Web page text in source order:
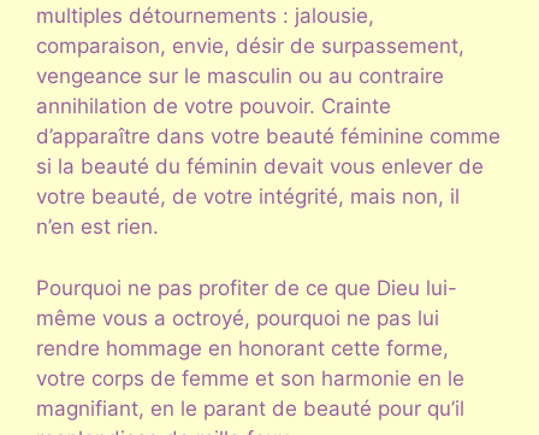
multiples détournements : jalousie,
comparaison, envie, désir de surpassement,
vengeance sur le masculin ou au contraire
annihilation de votre pouvoir. Crainte
d’apparaître dans votre beauté féminine comme
si la beauté du féminin devait vous enlever de
votre beauté, de votre intégrité, mais non, il
n’en est rien.
Pourquoi ne pas profiter de ce que Dieu lui-
même vous a octroyé, pourquoi ne pas lui
rendre hommage en honorant cette forme,
votre corps de femme et son harmonie en le
magnifiant, en le parant de beauté pour qu’il